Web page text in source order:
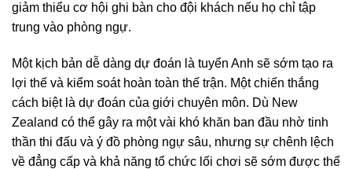
giảm thiểu cơ hội ghi bàn cho đội khách nếu họ chỉ tập
trung vào phòng ngự.
Một kịch bản dễ dàng dự đoán là tuyển Anh sẽ sớm tạo ra
lợi thế và kiểm soát hoàn toàn thế trận. Một chiến thắng
cách biệt là dự đoán của giới chuyên môn. Dù New
Zealand có thể gây ra một vài khó khăn ban đầu nhờ tinh
thần thi đấu và ý đồ phòng ngự sâu, nhưng sự chênh lệch
về đẳng cấp và khả năng tổ chức lối chơi sẽ sớm được thể